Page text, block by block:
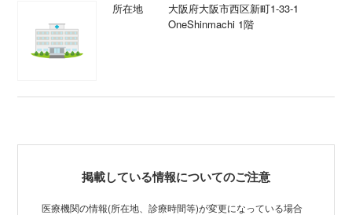
所在地
大阪府大阪市西区新町1-33-1
OneShinmachi 1階
掲載している情報についてのご注意
医療機関の情報(所在地、診療時間等)が変更になっている場合